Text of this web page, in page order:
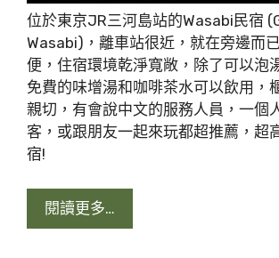
位於東京JR三河島站的Wasabi民宿
Wasabi)，離車站很近，就在旁邊而
便，住宿環境乾淨寬敞，除了可以泡
免費的味增湯和咖啡茶水可以飲用，
親切，有會說中文的服務人員，一個
客，或跟朋友一起來玩都超推薦，超
宿!
閱讀更多…